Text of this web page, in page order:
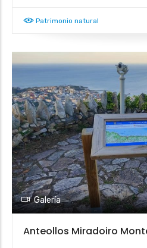
Patrimonio natural
Galería
Anteollos Miradoiro